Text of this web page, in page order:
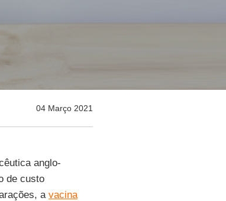
04 Março 2021
anglo-
de custo
a vacina